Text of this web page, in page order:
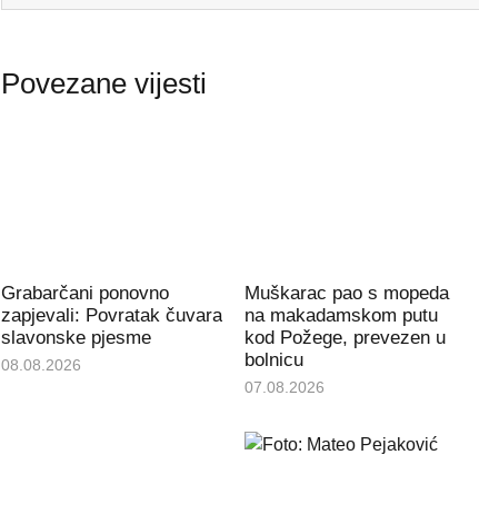
Povezane vijesti
Grabarčani ponovno
zapjevali: Povratak čuvara
slavonske pjesme
08.08.2026
Muškarac pao s mopeda
na makadamskom putu
kod Požege, prevezen u
bolnicu
07.08.2026